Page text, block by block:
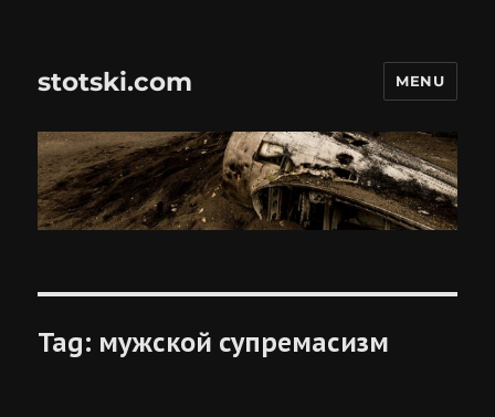
stotski.com MENU
Tag: мужской супремасизм